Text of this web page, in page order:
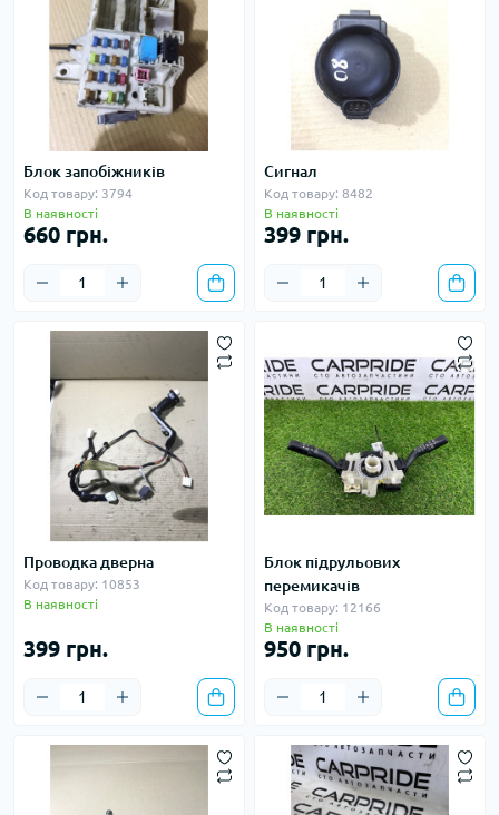
Блок запобіжників
Код товару: 3794
В наявності
660 грн.
Сигнал
Код товару: 8482
В наявності
399 грн.
Проводка дверна
Код товару: 10853
В наявності
399 грн.
Блок підрульових
перемикачів
Код товару: 12166
В наявності
950 грн.